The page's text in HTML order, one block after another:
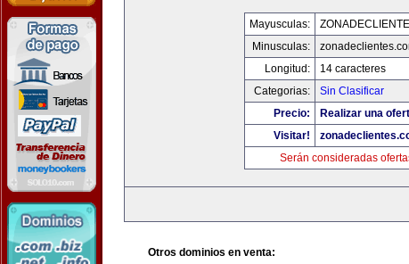
Mayusculas:
Minusculas:
Longitud:
14 caracteres
Categorias:
Sin Clasificar
Precio:
Realizar una
Visitar!
Serán consideradas
Otros dominios en venta: